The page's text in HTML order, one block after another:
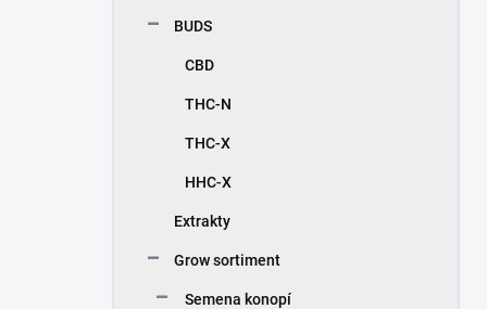
BUDS
CBD
THC-N
THC-X
HHC-X
Extrakty
Grow sortiment
Semena konopí